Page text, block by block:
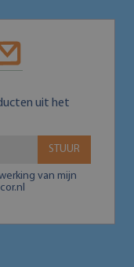
uit het
STUUR
van mijn